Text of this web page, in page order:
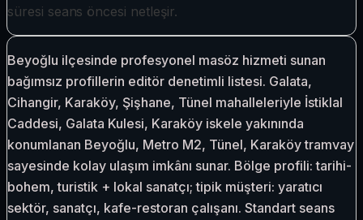
süresi seans öncesi netleşir.
Beyoğlu ilçesinde profesyonel masöz hizmeti sunan
bağımsız profillerin editör denetimli listesi. Galata,
Cihangir, Karaköy, Şişhane, Tünel mahalleleriyle İstiklal
Caddesi, Galata Kulesi, Karaköy iskele yakınında
konumlanan Beyoğlu, Metro M2, Tünel, Karaköy tramvay
sayesinde kolay ulaşım imkânı sunar. Bölge profili: tarihi-
bohem, turistik + lokal sanatçı; tipik müşteri: yaratıcı
sektör, sanatçı, kafe-restoran çalışanı. Standart seans